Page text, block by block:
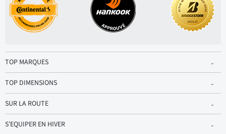
TOP MARQUES
TOP DIMENSIONS
SUR LA ROUTE
S'EQUIPER EN HIVER